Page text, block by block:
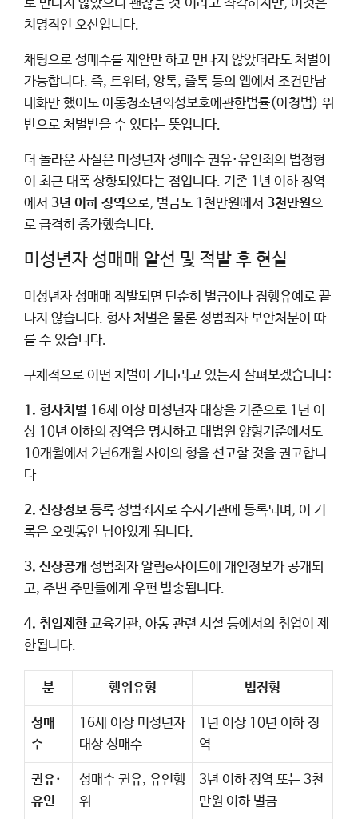
로 만나지 않았으니 괜찮을 것’이라고 착각하지만, 이것은
치명적인 오산입니다.
채팅으로 성매수를 제안만 하고 만나지 않았더라도 처벌이
가능합니다. 즉, 트위터, 앙톡, 즐톡 등의 앱에서 조건만남
대화만 했어도 아동청소년의성보호에관한법률(아청법) 위
반으로 처벌받을 수 있다는 뜻입니다.
더 놀라운 사실은 미성년자 성매수 권유·유인죄의 법정형
이 최근 대폭 상향되었다는 점입니다. 기존 1년 이하 징역
에서 3년 이하 징역으로, 벌금도 1천만원에서 3천만원으
로 급격히 증가했습니다.
미성년자 성매매 알선 및 적발 후 현실
미성년자 성매매 적발되면 단순히 벌금이나 집행유예로 끝
나지 않습니다. 형사 처벌은 물론 성범죄자 보안처분이 따
를 수 있습니다.
구체적으로 어떤 처벌이 기다리고 있는지 살펴보겠습니다:
1. 형사처벌 16세 이상 미성년자 대상을 기준으로 1년 이
상 10년 이하의 징역을 명시하고 대법원 양형기준에서도
10개월에서 2년6개월 사이의 형을 선고할 것을 권고합니
다
2. 신상정보 등록 성범죄자로 수사기관에 등록되며, 이 기
록은 오랫동안 남아있게 됩니다.
3. 신상공개 성범죄자 알림e사이트에 개인정보가 공개되
고, 주변 주민들에게 우편 발송됩니다.
4. 취업제한 교육기관, 아동 관련 시설 등에서의 취업이 제
한됩니다.
분 행위유형 법정형
성매
수
16세 이상 미성년자
대상 성매수
1년 이상 10년 이하 징
역
권유·
유인
성매수 권유, 유인행
위
3년 이하 징역 또는 3천
만원 이하 벌금